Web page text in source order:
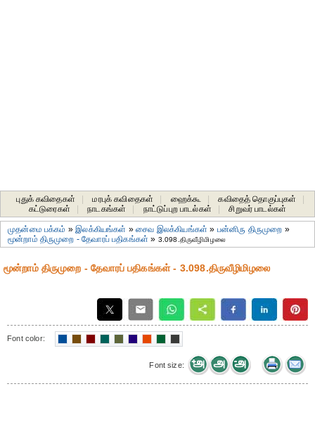
புதுக் கவிதைகள் மரபுக் கவிதைகள் ஹைக்கூ கவிதைத் தொகுப்புகள்
கட்டுரைகள்
நாடகங்கள் நாட்டுப்புற பாடல்கள் சிறுவர் பாடல்கள்
முதன்மை பக்கம் »இலக்கியங்கள் »சைவ இலக்கியங்கள் » பன்னிரு திருமுறை »
மூன்றாம் திருமுறை - தேவாரப் பதிகங்கள் » 3.098.திருவீழிமிழலை
மூன்றாம் திருமுறை - தேவாரப் பதிகங்கள் - 3.098.திருவீழிமிழலை
Font color:
Font size: